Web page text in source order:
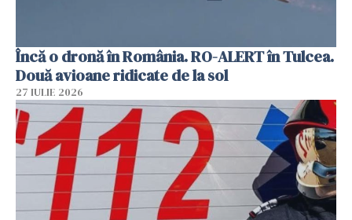
Încă o dronă în România. RO-ALERT în Tulcea.
Două avioane ridicate de la sol
27 IULIE 2026